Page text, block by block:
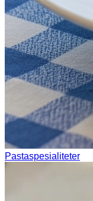
Pastaspesialiteter